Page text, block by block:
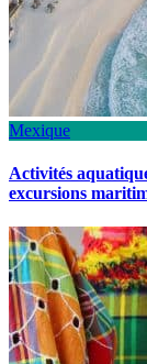
Mexique
Activités
excursions